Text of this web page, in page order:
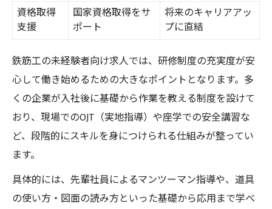
資格取得
支援
国家資格取得をサ
ポート
将来のキャリアアッ
プに直結
鉄筋工の未経験者向け求人では、研修制度の充実度が安
心して働き始めるための大きなポイントとなります。多
くの企業が入社後に基礎から作業を教える制度を設けて
おり、現場でのOJT（実地指導）や座学での安全講習な
ど、段階的にスキルを身につけられる仕組みが整ってい
ます。
具体的には、先輩社員によるマンツーマン指導や、道具
の使い方・図面の読み方といった基礎から応用まで学べ